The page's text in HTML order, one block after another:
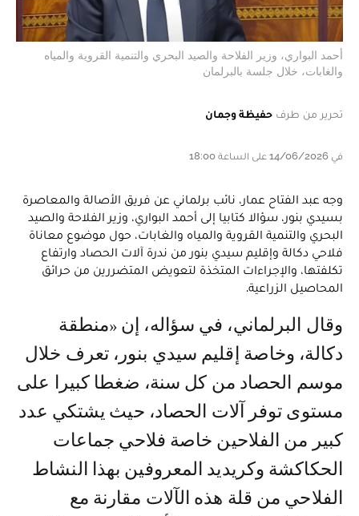
أحمد البواري، وزير الفلاحة والصيد البحري والتنمية القروية والمياه
والغابات، خلال جلسة بالبرلمان
تحرير من طرف حفيظة وجمان
في 14/06/2026 على الساعة 18:00
وجه عبد الفتاح عمار، نائب برلماني عن فريق الأصالة والمعاصرة
بسيدي بنور، سؤالا كتابيا إلى أحمد البواري، وزير الفلاحة والصيد
البحري والتنمية القروية والمياه والغابات، حول موضوع معاناة
فلاحي دكالة وإقليم سيدي بنور من ندرة آلات الحصاد وارتفاع
تكلفتها، والإجراءات المتخذة لتعويض المتضررين من حرائق
المحاصيل الزراعية.
وقال البرلماني، في سؤاله، إن «منطقة
دكالة، وخاصة إقليم سيدي بنور، تعرف خلال
موسم الحصاد من كل سنة، ضغطا كبيرا على
مستوى توفر آلات الحصاد، حيث يشتكي عدد
كبير من الفلاحين خاصة فلاحي جماعات
الحكاكشة وكريديد المعروفين بهذا النشاط
الفلاحي من قلة هذه الآلات مقارنة مع